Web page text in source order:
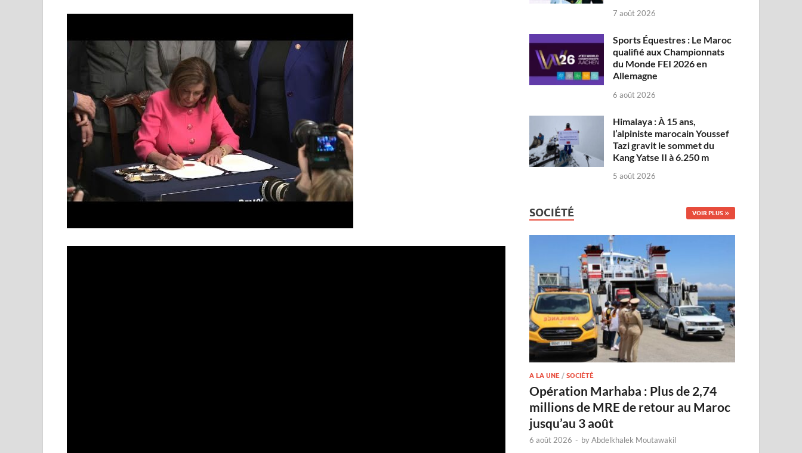
7 août 2026
Sports Équestres : Le Maroc
qualifié aux Championnats
du Monde FEI 2026 en
Allemagne
6 août 2026
Himalaya : À 15 ans,
l’alpiniste marocain Youssef
Tazi gravit le sommet du
Kang Yatse II à 6.250 m
5 août 2026
SOCIÉTÉ VOIR PLUS
A LA UNE /SOCIÉTÉ
Opération Marhaba : Plus de 2,74
millions de MRE de retour au Maroc
jusqu’au 3 août
6 août 2026 - byAbdelkhalek Moutawakil